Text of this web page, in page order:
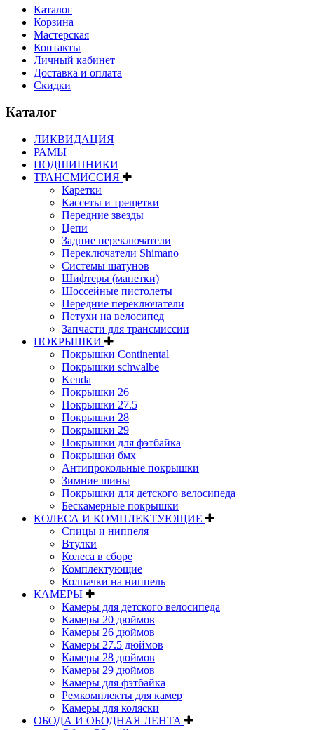
Каталог
Корзина
Мастерская
Контакты
Личный кабинет
Доставка и оплата
Скидки
Каталог
ЛИКВИДАЦИЯ
РАМЫ
ПОДШИПНИКИ
ТРАНСМИССИЯ
Каретки
Кассеты и трещетки
Передние звезды
Цепи
Задние переключатели
Переключатели Shimano
Системы шатунов
Шифтеры (манетки)
Шоссейные пистолеты
Передние переключатели
Петухи на велосипед
Запчасти для трансмиссии
ПОКРЫШКИ
Покрышки Continental
Покрышки schwalbe
Kenda
Покрышки 26
Покрышки 27.5
Покрышки 28
Покрышки 29
Покрышки для фэтбайка
Покрышки бмх
Антипрокольные покрышки
Зимние шины
Покрышки для детского велосипеда
Бескамерные покрышки
КОЛЕСА И КОМПЛЕКТУЮЩИЕ
Спицы и ниппеля
Втулки
Колеса в сборе
Комплектующие
Колпачки на ниппель
КАМЕРЫ
Камеры для детского велосипеда
Камеры 20 дюймов
Камеры 26 дюймов
Камеры 27.5 дюймов
Камеры 28 дюймов
Камеры 29 дюймов
Камеры для фэтбайка
Ремкомплекты для камер
Камеры для коляски
ОБОДА И ОБОДНАЯ ЛЕНТА